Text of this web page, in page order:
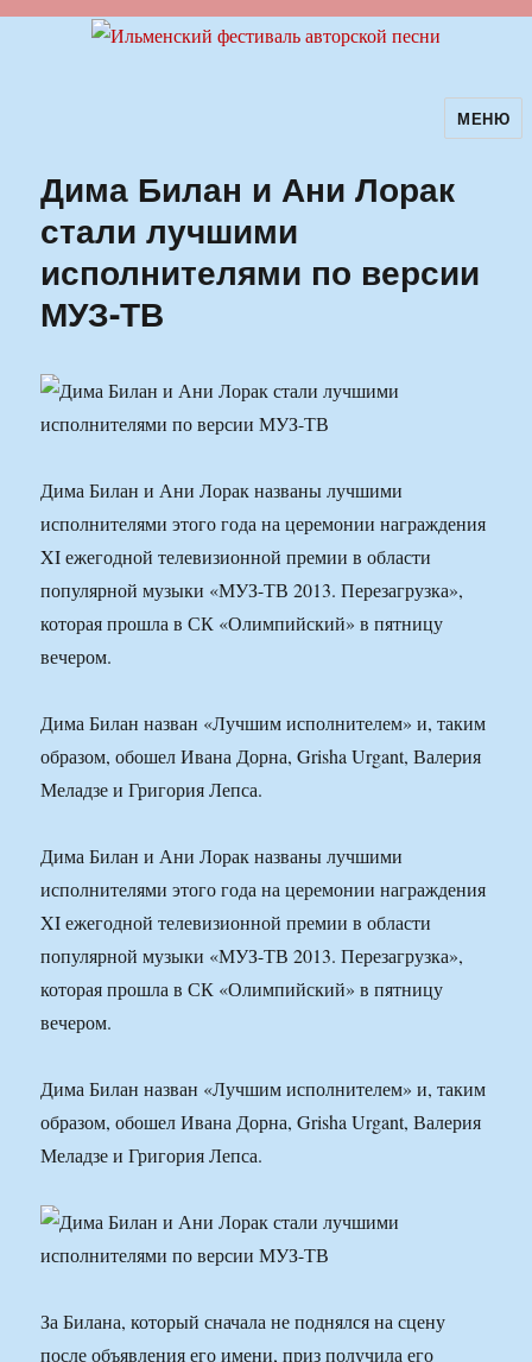
Ильменский фестиваль авторскойМЕНЮ
Дима Билан и Ани Лорак
стали лучшими
исполнителями по версии
МУЗ-ТВ
Дима Билан и Ани Лорак названы лучшими
исполнителями этого года на церемонии награждения
XI ежегодной телевизионной премии в области
популярной музыки «МУЗ-ТВ 2013. Перезагрузка»,
которая прошла в СК «Олимпийский» в пятницу
вечером.
Дима Билан назван «Лучшим исполнителем» и, таким
образом, обошел Ивана Дорна, Grisha Urgant, Валерия
Меладзе и Григория Лепса.
Дима Билан и Ани Лорак названы лучшими
исполнителями этого года на церемонии награждения
XI ежегодной телевизионной премии в области
популярной музыки «МУЗ-ТВ 2013. Перезагрузка»,
которая прошла в СК «Олимпийский» в пятницу
вечером.
Дима Билан назван «Лучшим исполнителем» и, таким
образом, обошел Ивана Дорна, Grisha Urgant, Валерия
Меладзе и Григория Лепса.
За Билана, который сначала не поднялся на сцену
после объявления его имени, приз получила его